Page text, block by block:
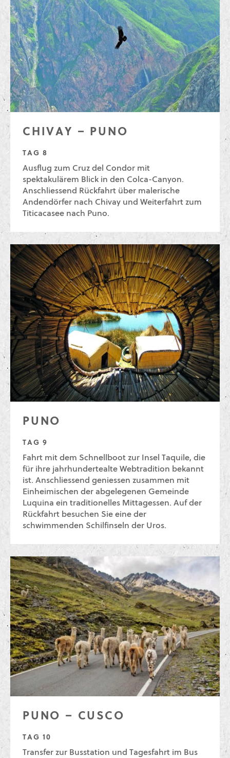
CHIVAY – PUNO
TAG 8
Ausflug zum Cruz del Condor mit
spektakulärem Blick in den Colca-Canyon.
Anschliessend Rückfahrt über malerische
Andendörfer nach Chivay und Weiterfahrt zum
Titicacasee nach Puno.
PUNO
TAG 9
Fahrt mit dem Schnellboot zur Insel Taquile, die
für ihre jahrhundertealte Webtradition bekannt
ist. Anschliessend geniessen zusammen mit
Einheimischen der abgelegenen Gemeinde
Luquina ein traditionelles Mittagessen. Auf der
Rückfahrt besuchen Sie eine der
schwimmenden Schilfinseln der Uros.
PUNO – CUSCO
TAG 10
Transfer zur Busstation und Tagesfahrt im Bus